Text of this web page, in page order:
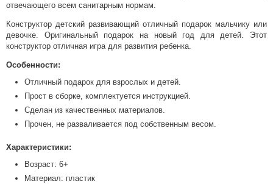
отвечающего всем санитарным нормам.
Конструктор детский развивающий отличный подарок мальчику или
девочке. Оригинальный подарок на новый год для детей. Этот
конструктор отличная игра для развития ребенка.
Особенности:
Отличный подарок для взрослых и детей.
Прост в сборке, комплектуется инструкцией.
Сделан из качественных материалов.
Прочен, не разваливается под собственным весом.
Характеристики:
Возраст: 6+
Материал: пластик